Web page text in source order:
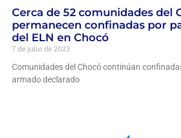
Cerca de 52 comunidades del
permanecen confinadas por
del ELN en Chocó
7 de julio de 2023
Comunidades del Chocó continúan
armado declarado